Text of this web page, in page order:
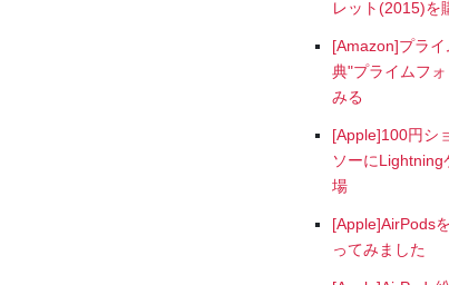
レット(2015)を
[Amazon]プラ
典"プライムフ
みる
[Apple]100円シ
ソーにLightning
場
[Apple]AirPods
ってみました